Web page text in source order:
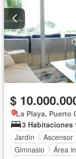
$
La Playa, Puerto
3 Habitaciones
Jardín
Ascensor
Gimnasio
Área